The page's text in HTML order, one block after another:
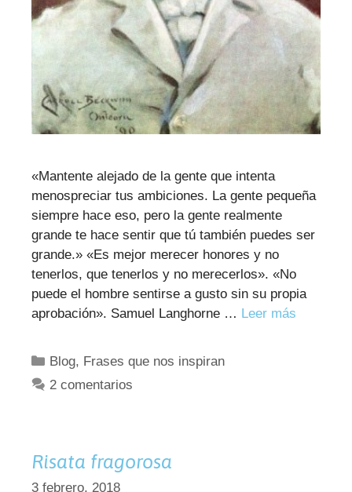
«Mantente alejado de la gente que intenta
menospreciar tus ambiciones. La gente pequeña
siempre hace eso, pero la gente realmente
grande te hace sentir que tú también puedes ser
grande.» «Es mejor merecer honores y no
tenerlos, que tenerlos y no merecerlos». «No
puede el hombre sentirse a gusto sin su propia
aprobación». Samuel Langhorne … Leer más
Categorías
Blog, Frases que nos inspiran
2 comentarios
Risata fragorosa
3 febrero, 2018